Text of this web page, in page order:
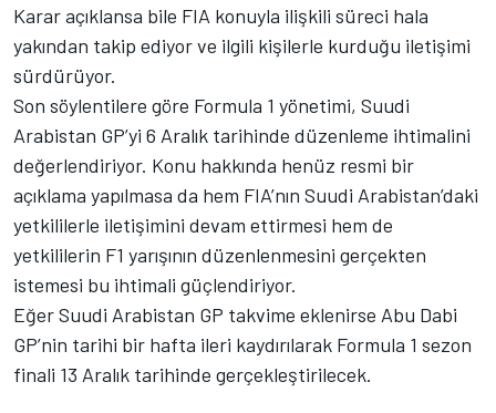
Karar açıklansa bile FIA konuyla ilişkili süreci hala
yakından takip ediyor ve ilgili kişilerle kurduğu iletişimi
sürdürüyor.
Son söylentilere göre Formula 1 yönetimi, Suudi
Arabistan GP’yi 6 Aralık tarihinde düzenleme ihtimalini
değerlendiriyor. Konu hakkında henüz resmi bir
açıklama yapılmasa da hem FIA’nın Suudi Arabistan’daki
yetkililerle iletişimini devam ettirmesi hem de
yetkililerin F1 yarışının düzenlenmesini gerçekten
istemesi bu ihtimali güçlendiriyor.
Eğer Suudi Arabistan GP takvime eklenirse Abu Dabi
GP’nin tarihi bir hafta ileri kaydırılarak Formula 1 sezon
finali 13 Aralık tarihinde gerçekleştirilecek.